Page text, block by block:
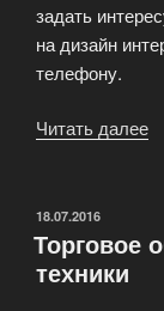
задать
на дизайн
телефону.
Читать далее
и
ОПУБЛИКОВАНО
18.07.2016
Торговое
техники